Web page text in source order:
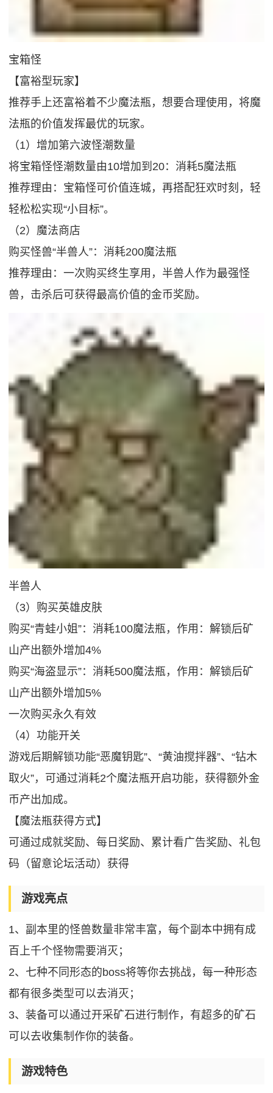
宝箱怪
【富裕型玩家】
推荐手上还富裕着不少魔法瓶，想要合理使用，将魔
法瓶的价值发挥最优的玩家。
（1）增加第六波怪潮数量
将宝箱怪怪潮数量由10增加到20：消耗5魔法瓶
推荐理由：宝箱怪可价值连城，再搭配狂欢时刻，轻
轻松松实现“小目标”。
（2）魔法商店
购买怪兽“半兽人”：消耗200魔法瓶
推荐理由：一次购买终生享用，半兽人作为最强怪
兽，击杀后可获得最高价值的金币奖励。
半兽人
（3）购买英雄皮肤
购买“青蛙小姐”：消耗100魔法瓶，作用：解锁后矿
山产出额外增加4%
购买“海盗显示”：消耗500魔法瓶，作用：解锁后矿
山产出额外增加5%
一次购买永久有效
（4）功能开关
游戏后期解锁功能“恶魔钥匙”、“黄油搅拌器”、“钻木
取火”，可通过消耗2个魔法瓶开启功能，获得额外金
币产出加成。
【魔法瓶获得方式】
可通过成就奖励、每日奖励、累计看广告奖励、礼包
码（留意论坛活动）获得
游戏亮点
1、副本里的怪兽数量非常丰富，每个副本中拥有成
百上千个怪物需要消灭；
2、七种不同形态的boss将等你去挑战，每一种形态
都有很多类型可以去消灭；
3、装备可以通过开采矿石进行制作，有超多的矿石
可以去收集制作你的装备。
游戏特色